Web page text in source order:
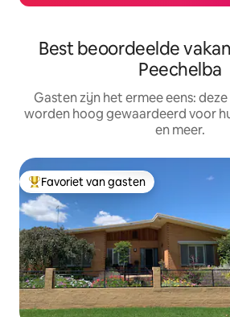
Best beoordeelde
Peechelba
Gasten zijn het ermee eens:
worden hoog gewaardeerd voor
en meer.
Topfavoriet van gasten
Favoriet van gasten